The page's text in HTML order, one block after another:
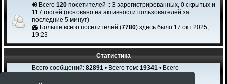
Всего 120 посетителей :: 3 зарегистрированных, 0 скрытых и
117 гостей (основано на активности пользователей за
последние 5 минут)
Больше всего посетителей (7780) здесь было 17 окт 2025,
19:23
Статистика
Всего сообщений: 82891 • Всего тем: 19341 • Всего